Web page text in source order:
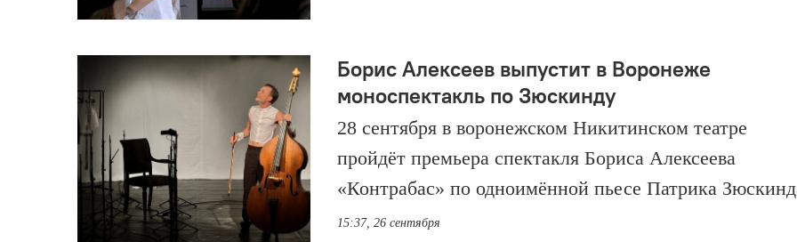
Борис Алексеев выпустит в Воронеже
моноспектакль по Зюскинду
28 сентября в воронежском Никитинском театре
пройдёт премьера спектакля Бориса Алексеева
«Контрабас» по одноимённой пьесе Патрика
15:37, 26 сентября